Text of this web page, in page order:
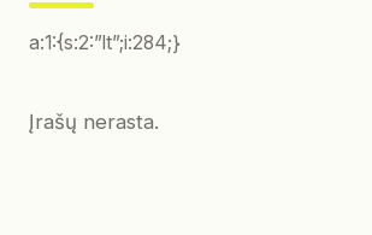
a:1:{s:2:”lt”;i:284;}
Įrašų nerasta.